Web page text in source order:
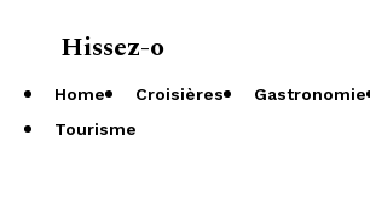
Hissez-o
Home Croisières Gastronomie
Tourisme